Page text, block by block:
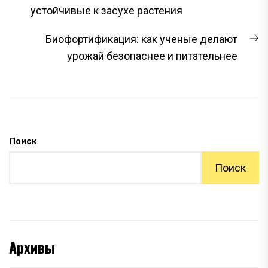
ЗАПИСЯМ
запись:устойчивые к засухе растения
Биофортификация: как ученые делают
урожай безопаснее и питательнее
Поиск
Поиск
Архивы